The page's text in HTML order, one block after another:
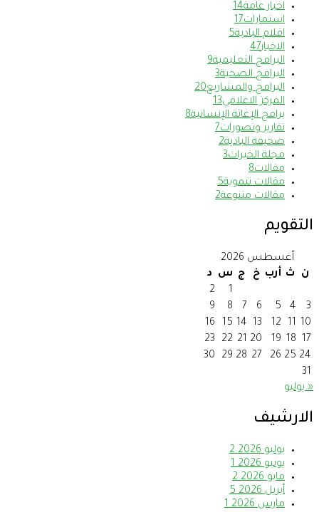
اخبار عامة14
استمارات17
اقلام البادية5
الاخبار47
البرامج التعليمية9
البرامج الصحية3
البرامج والمشاريع20
المركز الاعلامي13
برامج الإغاثة الإنسانية8
تقارير وتصورات7
صحيفة البادية2
مجلة الخيرات3
مقالات8
مقالات تنموية5
مقالات متنوعة2
التقويم
أغسطس 2026
ن
ث أرب خ ج س
د
1
2
3
4
5
6
7
8
9
10
11
12
13
14
15
16
17
18
19
20
21
22
23
24
25
26
27
28
29
30
31
« يوليو
الارشيف
يوليو 2026
2
يونيو 2026
1
مايو 2026
2
أبريل 2026
5
مارس 2026
1